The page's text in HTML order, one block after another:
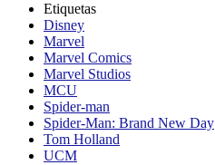
Etiquetas
Disney
Marvel
Marvel Comics
Marvel Studios
MCU
Spider-man
Spider-Man: Brand New Day
Tom Holland
UCM